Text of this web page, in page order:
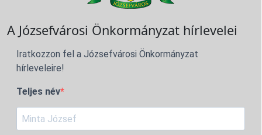
A Józsefvárosi Önkormányzat hírlevelei
Iratkozzon fel a Józsefvárosi Önkormányzat
hírleveleire!
Teljes név